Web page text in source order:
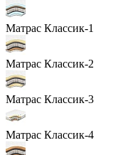
Матрас Классик-1
Матрас Классик-2
Матрас Классик-3
Матрас Классик-4